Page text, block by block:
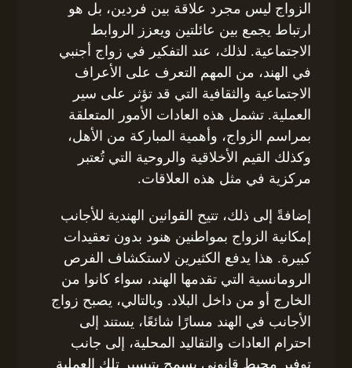
الزواج ليس مجرد علاقة بين فردين، بل هو
ارتباط يجمع بين عائلتين ويعزز الروابط
الاجتماعية. لذلك، عند التفكير في زواج أجنبي
في الهند، من المهم التعرف على الأعراف
الاجتماعية والثقافية التي قد تؤثر على سير
العملية. تشمل هذه العادات الأمور المتعلقة
بمراسم الزواج، وأهمية المباركة من الأهل،
وكذلك القيم الأخلاقية والروحية التي تُعتبر
مركزية في مثل هذه العلاقات.
إضافةً إلى ذلك، تتيح القوانين الهندية للأجانب
إمكانية الزواج بمواطنين هنود بدون تعقيدات
كبيرة. هذا يدفع الكثيرين لاستكشاف الفرص
الرومانسية التي تقدمها الهند، سواء كانوا من
الخارج أو من داخل البلاد. وبالتالي، يصبح زواج
الأجانب في الهند مسارًا شائعًا، يستند إلى
احترام العادات والتقاليد المحلية، إلى جانب
توفير محيط قانوني يسمح بتيسير تلك العملية